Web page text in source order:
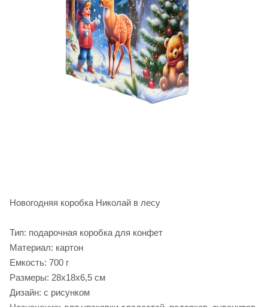
Новогодняя коробка Николай в лесу
Тип: подарочная коробка для конфет
Материал: картон
Емкость: 700 г
Размеры: 28х18х6,5 см
Дизайн: с рисунком